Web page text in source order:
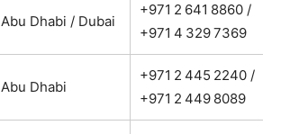
Abu Dhabi / Dubai
+971 2 641 8860 /
+971 4 329 7369
Abu Dhabi
+971 2 445 2240 /
+971 2 449 8089